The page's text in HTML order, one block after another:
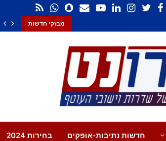
מבזקי חדשות
חדשות נתיבות-אופקים בחירות 2024